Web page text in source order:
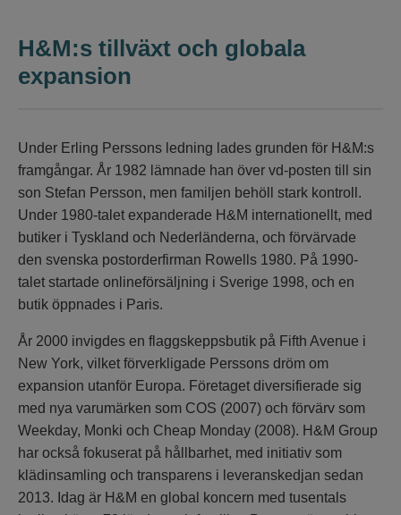
H&M:s tillväxt och globala
expansion
Under Erling Perssons ledning lades grunden för H&M:s
framgångar. År 1982 lämnade han över vd-posten till sin
son Stefan Persson, men familjen behöll stark kontroll.
Under 1980-talet expanderade H&M internationellt, med
butiker i Tyskland och Nederländerna, och förvärvade
den svenska postorderfirman Rowells 1980. På 1990-
talet startade onlineförsäljning i Sverige 1998, och en
butik öppnades i Paris.
År 2000 invigdes en flaggskeppsbutik på Fifth Avenue i
New York, vilket förverkligade Perssons dröm om
expansion utanför Europa. Företaget diversifierade sig
med nya varumärken som COS (2007) och förvärv som
Weekday, Monki och Cheap Monday (2008). H&M Group
har också fokuserat på hållbarhet, med initiativ som
klädinsamling och transparens i leveranskedjan sedan
2013. Idag är H&M en global koncern med tusentals